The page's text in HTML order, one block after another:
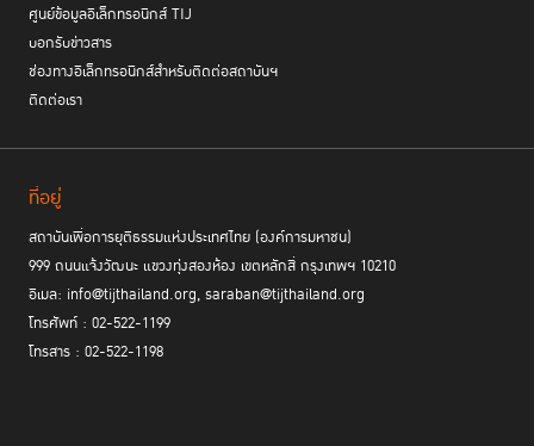
ศูนย์ข้อมูลอิเล็กทรอนิกส์ TIJ
บอกรับข่าวสาร
ช่องทางอิเล็กทรอนิกส์สำหรับติดต่อสถาบันฯ
ติดต่อเรา
ที่อยู่
สถาบันเพื่อการยุติธรรมแห่งประเทศไทย (องค์การมหาชน)
999 ถนนแจ้งวัฒนะ แขวงทุ่งสองห้อง เขตหลักสี่ กรุงเทพฯ 10210
อีเมล: info@tijthailand.org, saraban@tijthailand.org
โทรศัพท์ : 02-522-1199
โทรสาร : 02-522-1198